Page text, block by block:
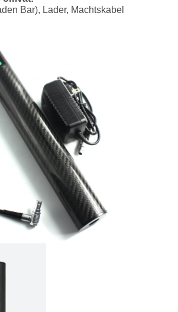
Bar), Lader, Machtskabel